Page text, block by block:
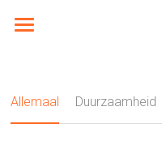
Carbon Neutral IT
Allemaal Duurzaamheid